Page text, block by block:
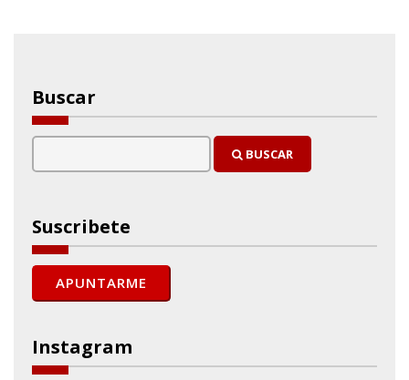
Buscar
BUSCAR
Suscribete
Instagram